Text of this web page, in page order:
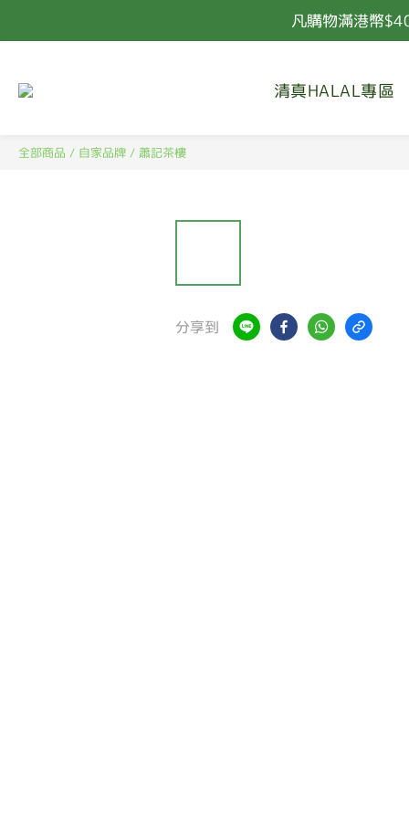
凡購物滿港幣
凡購物滿港幣
清真HALAL專區
全部商品 / 自家品牌 / 蕭記茶樓
分享到